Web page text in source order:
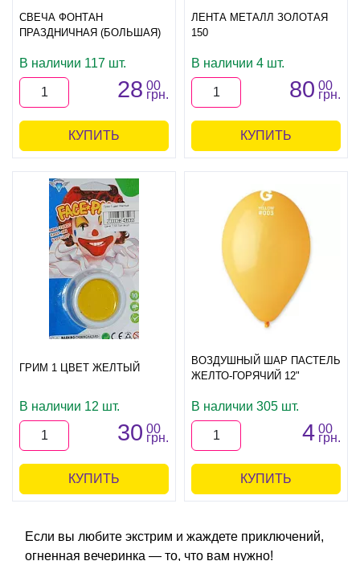
СВЕЧА ФОНТАН
ПРАЗДНИЧНАЯ (БОЛЬШАЯ)
В наличии 117 шт.
28 00
грн.
КУПИТЬ
ЛЕНТА МЕТАЛЛ ЗОЛОТАЯ
150
В наличии 4 шт.
80 00
грн.
КУПИТЬ
ГРИМ 1 ЦВЕТ ЖЕЛТЫЙ
В наличии 12 шт.
30 00
грн.
КУПИТЬ
ВОЗДУШНЫЙ ШАР ПАСТЕЛЬ
ЖЕЛТО-ГОРЯЧИЙ 12"
В наличии 305 шт.
4 00
грн.
КУПИТЬ
Если вы любите экстрим и жаждете приключений,
огненная вечеринка — то, что вам нужно!